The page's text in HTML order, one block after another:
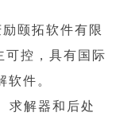
励颐拓软件有限
可控，具有国际
软件。
求解器和后处